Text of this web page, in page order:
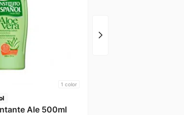
1 color
Ale 500ml